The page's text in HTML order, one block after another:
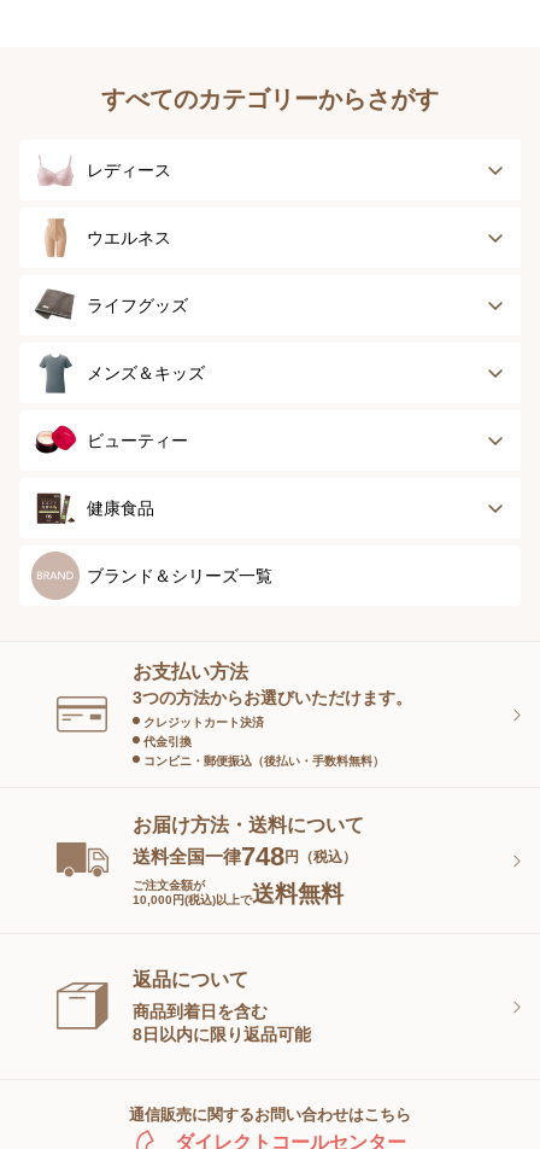
すべてのカテゴリーからさがす
レディース
ブラジャー
ボディースーツ
ランジェリー
イツ
ウエルネス
健康サポート
スポーツ
ライフグッズ
アウター
グッズ
メンズ＆キッズ
メンズトップ
メンズソックス
ビューティー
スキンケア
スペシャルケア
スキンケアグッズ
健康食品
健康食品
ブランド＆シリーズ一覧
お支払い方法
3つの方法からお選びいただけます。
クレジットカート決済
代金引換
コンビニ・郵便振込（後払い・手数料無料）
お届け方法・送料について
送料全国一律748円（税込）
ご注文金額が
10,000円(税込)以上で送料無料
返品について
商品到着日を含む
8日以内に限り返品可能
通信販売に関するお問い合わせはこちら
ダイレクトコールセンター